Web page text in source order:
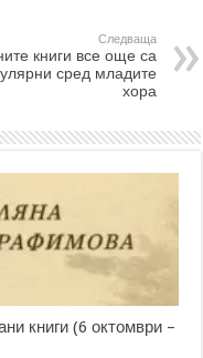
Следваща
книги все още са
сред младите
хора
книги (6 октомври –